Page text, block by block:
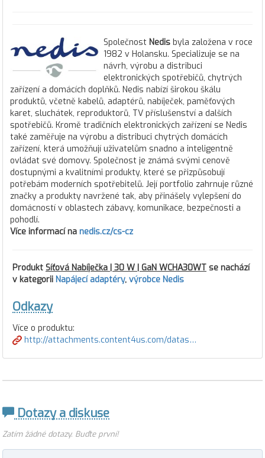
Společnost Nedis byla založena v roce
1982 v Holansku. Specializuje se na
návrh, výrobu a distribuci
elektronických spotřebičů, chytrých
zařízení a domácích doplňků. Nedis nabízí širokou škálu
produktů, včetně kabelů, adaptérů, nabíječek, paměťových
karet, sluchátek, reproduktorů, TV příslušenství a dalších
spotřebičů. Kromě tradičních elektronických zařízení se Nedis
také zaměřuje na výrobu a distribuci chytrých domácích
zařízení, která umožňují uživatelům snadno a inteligentně
ovládat své domovy. Společnost je známá svými cenově
dostupnými a kvalitními produkty, které se přizpůsobují
potřebám moderních spotřebitelů. Její portfolio zahrnuje různé
značky a produkty navržené tak, aby přinášely vylepšení do
domácností v oblastech zábavy, komunikace, bezpečnosti a
pohodlí.
Více informací na nedis.cz/cs-cz
Produkt Síťová Nabíječka | 30 W | GaN WCHA30WT se nachází
v kategorii Napájecí adaptéry, výrobce Nedis
Odkazy
Více o produktu:
http://attachments.content4us.com/datas…
Dotazy a diskuse
Zatím žádné dotazy. Buďte první!